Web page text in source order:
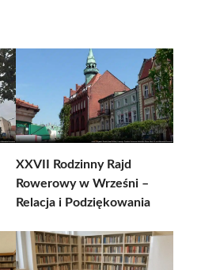
XXVII Rodzinny Rajd
Rowerowy w Wrześni –
Relacja i Podziękowania